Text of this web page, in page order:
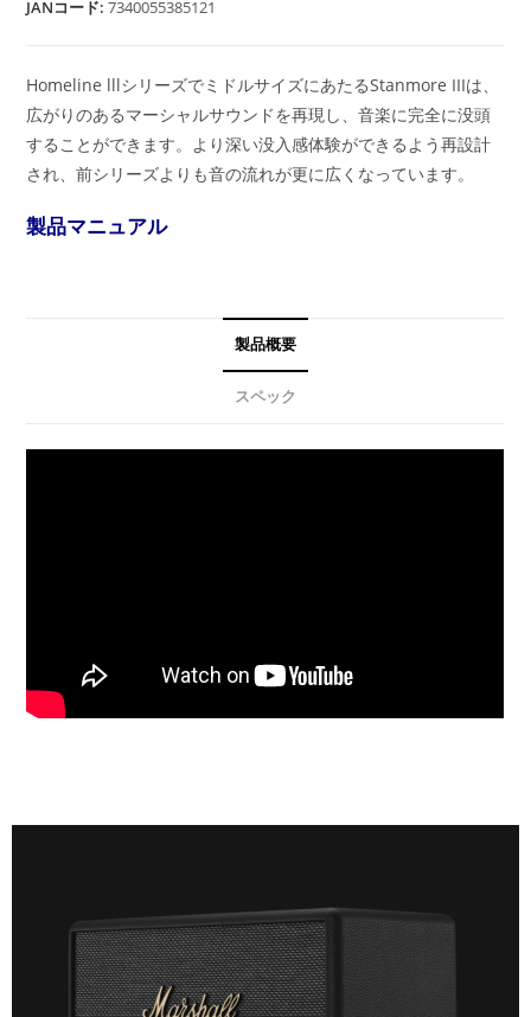
JANコード:7340055385121
Homeline lllシリーズでミドルサイズにあたるStanmore IIIは、
広がりのあるマーシャルサウンドを再現し、音楽に完全に没頭
することができます。より深い没入感体験ができるよう再設計
され、前シリーズよりも音の流れが更に広くなっています。
製品マニュアル
製品概要
スペック